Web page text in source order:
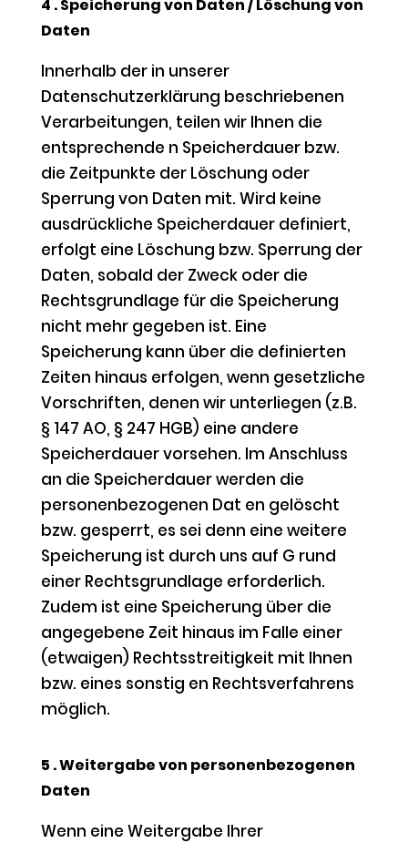
4 . Speicherung von Daten / Löschung von
Daten
Innerhalb der in unserer
Datenschutzerklärung beschriebenen
Verarbeitungen, teilen wir Ihnen die
entsprechende n Speicherdauer bzw.
die Zeitpunkte der Löschung oder
Sperrung von Daten mit. Wird keine
ausdrückliche Speicherdauer definiert,
erfolgt eine Löschung bzw. Sperrung der
Daten, sobald der Zweck oder die
Rechtsgrundlage für die Speicherung
nicht mehr gegeben ist. Eine
Speicherung kann über die definierten
Zeiten hinaus erfolgen, wenn gesetzliche
Vorschriften, denen wir unterliegen (z.B.
§ 147 AO, § 247 HGB) eine andere
Speicherdauer vorsehen. Im Anschluss
an die Speicherdauer werden die
personenbezogenen Dat en gelöscht
bzw. gesperrt, es sei denn eine weitere
Speicherung ist durch uns auf G rund
einer Rechtsgrundlage erforderlich.
Zudem ist eine Speicherung über die
angegebene Zeit hinaus im Falle einer
(etwaigen) Rechtsstreitigkeit mit Ihnen
bzw. eines sonstig en Rechtsverfahrens
möglich.
5 . Weitergabe von personenbezogenen
Daten
Wenn eine Weitergabe Ihrer